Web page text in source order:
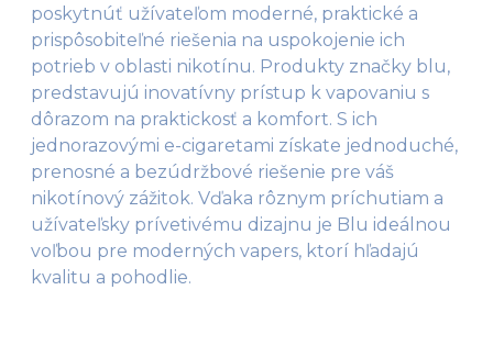
poskytnúť užívateľom moderné, praktické a
prispôsobiteľné riešenia na uspokojenie ich
potrieb v oblasti nikotínu. Produkty značky blu,
predstavujú inovatívny prístup k vapovaniu s
dôrazom na praktickosť a komfort. S ich
jednorazovými e-cigaretami získate jednoduché,
prenosné a bezúdržbové riešenie pre váš
nikotínový zážitok. Vďaka rôznym príchutiam a
užívateľsky prívetivému dizajnu je Blu ideálnou
voľbou pre moderných vapers, ktorí hľadajú
kvalitu a pohodlie.